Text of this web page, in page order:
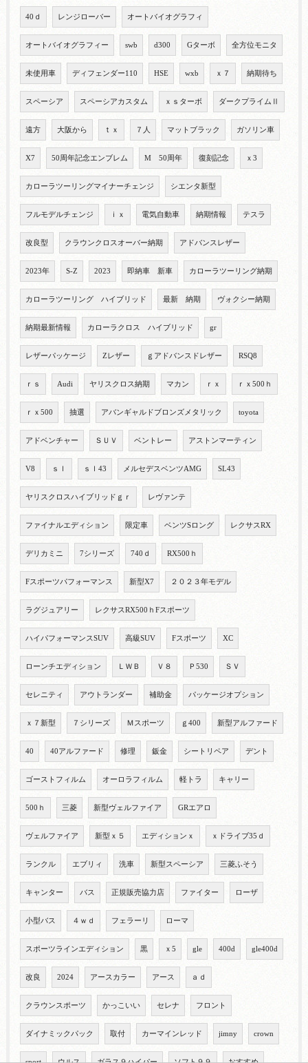
40ｄ レンジローバー オートバイオグラフィ
オートバイオグラフィー swb d300 Gターボ 全方位モニタ
未使用車 ディフェンダー110 HSE wxb ｘ７ 納期待ち
スペーシア スペーシアカスタム ｘｓターボ ダークプライムⅡ
遠方 大阪から ｔｘ ７人 マットブラック ガソリン車
X7 50周年記念エンブレム M 50周年 復刻記念 ｘ3
カローラツーリングマイナーチェンジ シエンタ新型
フルモデルチェンジ ｉｘ 電気自動車 納期情報 テスラ
改良型 クラウンクロスオーバー納期 アドバンスレザー
2023年 S-Z 2023 即納車 新車 カローラツーリング納期
カローラツーリング ハイブリッド 最新 納期 ヴォクシー納期
納期最新情報 カローラクロス ハイブリッド gr
レザーパッケージ Zレザー ｇアドバンスドレザー RSQ8
ｒｓ Audi ヤリスクロス納期 マカン ｒｘ ｒｘ500ｈ
ｒｘ500 抽選 アバンギャルドブロンズメタリック toyota
アドベンチャー ＳＵＶ ベントレー アストンマーティン
V8 ｓｌ ｓｌ43 メルセデスベンツAMG SL43
ヤリスクロスハイブリッドｇｒ レヴァンテ
ファイナルエディション 限定車 ベンツSロング レクサスRX
デリカミニ 7シリーズ 740ｄ RX500ｈ
Fスポーツパフォーマンス 新型X7 ２０２３年モデル
ラグジュアリー レクサスRX500ｈFスポーツ
ハイパフォーマンスSUV 高級SUV Fスポーツ XC
ローンチエディション ＬＷＢ Ｖ８ Ｐ530 ＳＶ
セレニティ アウトランダー 補助金 パッケージオプション
ｘ７新型 ７シリーズ Ｍスポーツ ｇ400 新型アルファード
40 40アルファード 修理 鈑金 シートリペア デント
ゴーストフィルム オーロラフィルム 軽トラ キャリー
500ｈ 三菱 新型ヴェルファイア GRエアロ
ヴェルファイア 新型ｘ５ エディションｘ ｘドライブ35ｄ
ランクル エブリィ 洗車 新型スペーシア 三菱ふそう
キャンター バス 正規販売協力店 ファイター ローザ
小型バス ４ｗｄ フェラーリ ローマ
スポーツラインエディション 黒 ｘ5 gle 400d gle400d
改良 2024 アースカラー アース ａｄ
クラウンスポーツ かっこいい セレナ フロント
ダイナミックパック 取付 カーマインレッド jimny crown